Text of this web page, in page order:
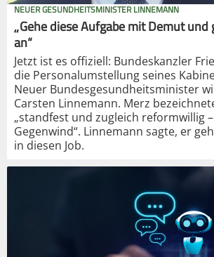
NEUER GESUNDHEITSMINISTER LINNEMANN
„Gehe diese Aufgabe mit Demut
an“
Jetzt ist es offiziell: Bundeskanzler
die Personalumstellung seines
Neuer Bundesgesundheitsminister
Carsten Linnemann. Merz
„standfest und zugleich reformwillig
Gegenwind“. Linnemann sagte, er
in diesen Job.